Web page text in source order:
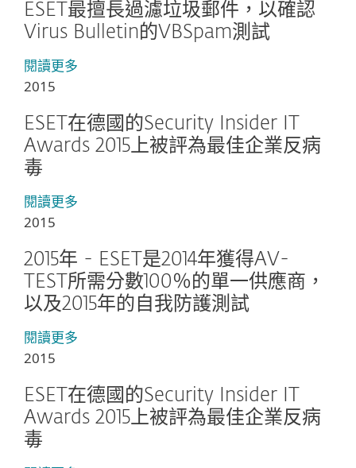
ESET最擅長過濾垃圾郵件，以確認
Virus Bulletin的VBSpam測試
閱讀更多
2015
ESET在德國的Security Insider IT
Awards 2015上被評為最佳企業反病
毒
閱讀更多
2015
2015年 - ESET是2014年獲得AV-
TEST所需分數100％的單一供應商，
以及2015年的自我防護測試
閱讀更多
2015
ESET在德國的Security Insider IT
Awards 2015上被評為最佳企業反病
毒